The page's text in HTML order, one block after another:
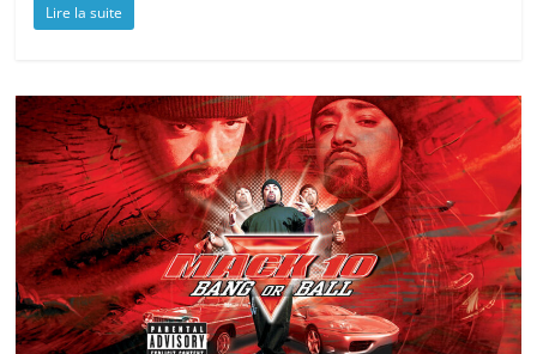
Lire la suite